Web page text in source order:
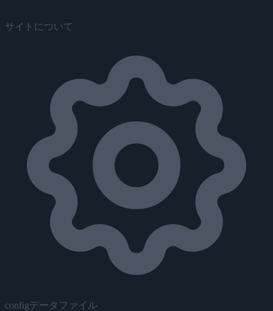
サイトについて
configデータファイル